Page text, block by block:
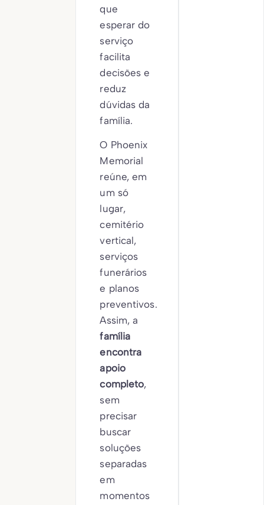
que
esperar do
serviço
facilita
decisões e
reduz
dúvidas da
família.
O Phoenix
Memorial
reúne, em
um só
lugar,
cemitério
vertical,
serviços
funerários
e planos
preventivos.
Assim, a
família
encontra
apoio
completo,
sem
precisar
buscar
soluções
separadas
em
momentos